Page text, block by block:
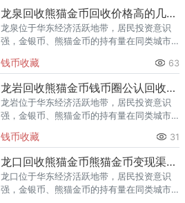
回收渠道里，能精准识别版别溢
龙泉回收熊猫金币回收价格高的几家推荐
龙泉位于华东经济活跃地带，居民投资意识
强，金银币、熊猫金币的持有量在同类城市
熊猫金币的需求就明显升温，但鱼龙混杂的
回收渠道里，能精准识别版别溢
钱币收藏 63
龙岩回收熊猫金币钱币圈公认回收渠道排行
龙岩位于华东经济活跃地带，居民投资意识
强，金银币、熊猫金币的持有量在同类城市
熊猫金币的需求就明显升温，但鱼龙混杂的
回收渠道里，能精准识别版别溢
钱币收藏 31
龙口回收熊猫金币熊猫金币变现渠道指南
龙口位于华东经济活跃地带，居民投资意识
强，金银币、熊猫金币的持有量在同类城市